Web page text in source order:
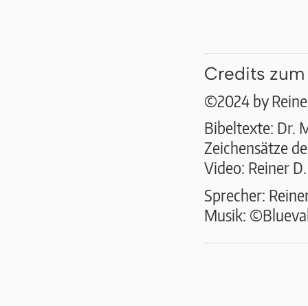
Credits
©2024 by
Bibeltexte: Dr.
Zeichensätze
Video: Reiner
Sprecher:
Musik: